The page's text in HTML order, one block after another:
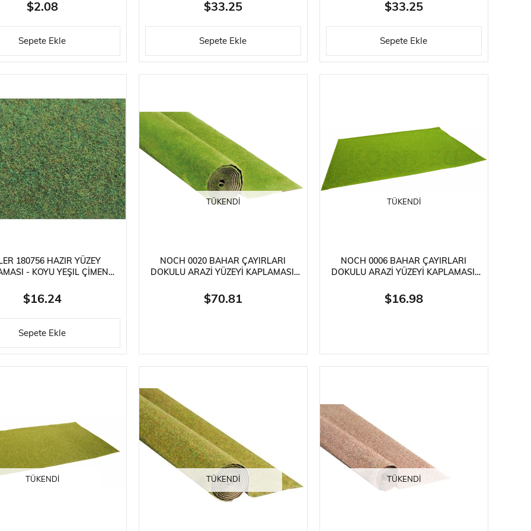
$2.08
Sepete Ekle
$33.25
Sepete Ekle
$33.25
Sepete Ekle
180756 HAZIR YÜZEY
- KOYU YEŞIL ÇIMEN
$16.24
Sepete Ekle
TÜKENDI
NOCH 0020 BAHAR ÇAYIRLARI
DOKULU ARAZI YÜZEYI KAPLAMASI,
DIORAMA MALZEMESI
$70.81
TÜKENDI
NOCH 0006 BAHAR ÇAYIRLARI
DOKULU ARAZI YÜZEYI KAPLAMASI,
MALZEMESI
$16.98
TÜKENDI TÜKENDI TÜKENDI